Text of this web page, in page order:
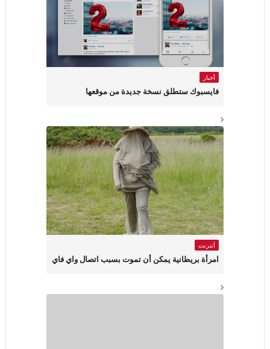
أخبار
فايسبوك ستطلق نسخة جديدة من موقعها
أنترنت
امرأة بريطانية يمكن أن تموت بسبب اتصال واي فاي